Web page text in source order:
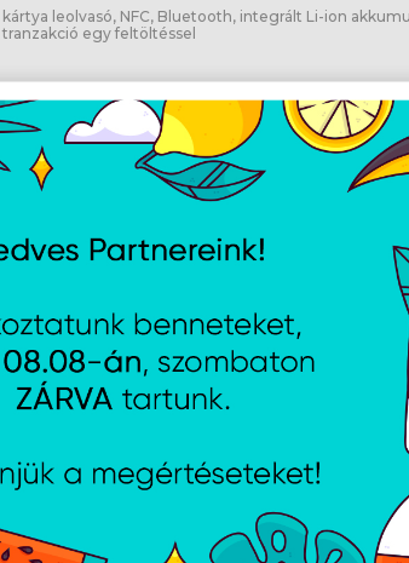
kártya leolvasó, NFC, Bluetooth, integrált Li-ion
tranzakció egy feltöltéssel
SumUp Solo Lite kártyaolvasó
töltődokkoló szett
kártya leolvasó, NFC, Bluetooth, integrált Li-ion
tranzakció egy feltöltéssel
SumUp Solo Lite kártyaolvasó
töltődokkoló szett -
BUN-
kártya leolvasó, NFC, Bluetooth, integrált Li-ion
tranzakció egy feltöltéssel